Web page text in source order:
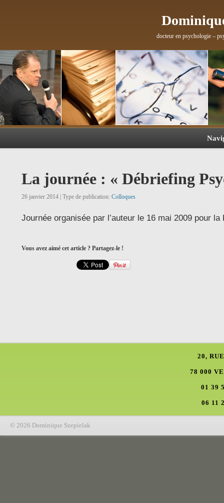
docteur en psychologie –
La journée : « Débriefing
26 janvier 2014 | Type de publication: Colloques
Journée organisée par l’auteur le 16 mai 2009 pour la
Vous avez aimé cet article ? Partagez-le !
20,
78 000
01 39
06 11
© 2026 Dominique Szepielak